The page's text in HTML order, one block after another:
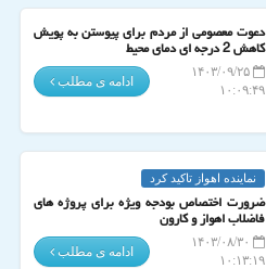
دعوت معصومی از مردم برای پیوستن به پویش
کاهش 2 درجه ای دمای محیط
۱۴۰۳/۰۹/۲۵
۱۰:۰۹:۴۹
ادامه ی مطلب
نماینده اهواز تاكید كرد
ضرورت اختصاص بودجه ویژه برای پروژه های
فاضلاب اهواز و کارون
۱۴۰۳/۰۸/۳۰
۱۰:۱۳:۱۹
ادامه ی مطلب